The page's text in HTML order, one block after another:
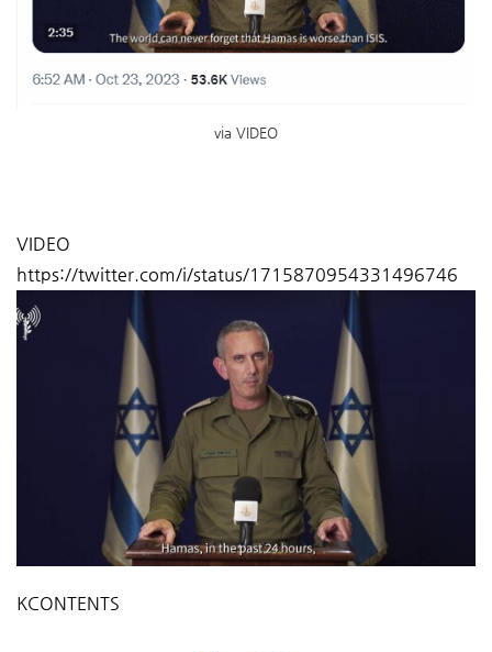
via VIDEO
VIDEO
https://twitter.com/i/status/1715870954331496746
KCONTENTS